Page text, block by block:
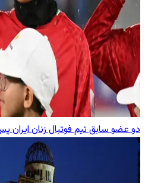
دو عضو سابق تیم فوتبال زنان ایران